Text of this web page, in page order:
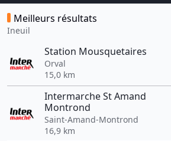
Meilleurs résultats
Ineuil
Station Mousquetaires
Orval
15,0 km
Intermarche St Amand
Montrond
Saint-Amand-Montrond
16,9 km